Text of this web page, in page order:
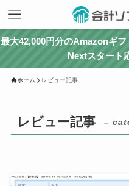
最大42,000円分のAmazonギ
Nextスタート
ホーム レビュー記事
レビュー記事 –